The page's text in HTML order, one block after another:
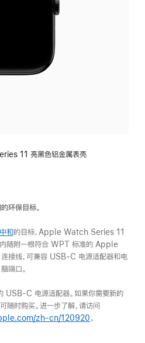
11 亮黑色铝金属表壳
环保目标。
和(在
新
窗
口
打
开)
的目标，Apple Watch Series 11
内随附一根符合 WPT 标准的 Apple
线，可兼容 USB-C 电源适配器和电
脑端口。
USB-C 电源适配器。如果你需要新的
随时购买。进一步了解，请访问
zh-cn/120920 (在
。